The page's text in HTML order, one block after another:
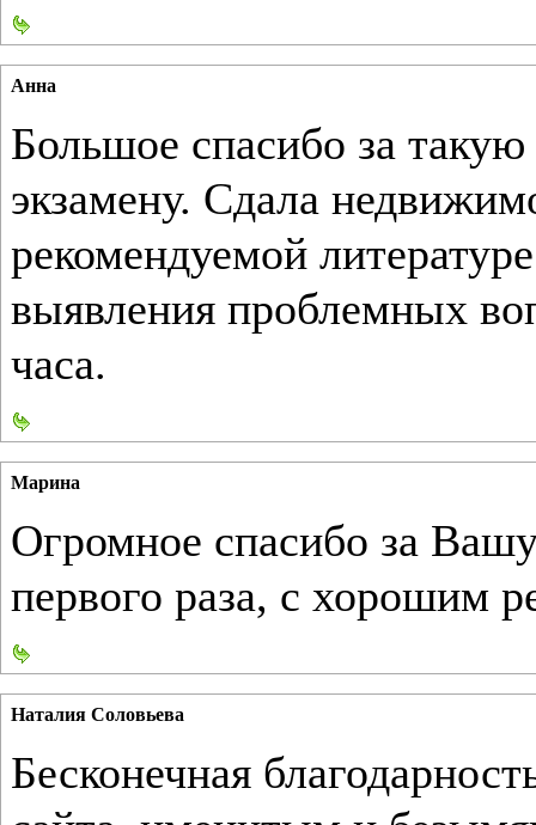
Анна
Большое спасибо за
экзамену. Сдала
рекомендуемой
выявления проблемных
часа.
Марина
Огромное спасибо за
первого раза, с хорошим
Наталия Соловьева
Бесконечная